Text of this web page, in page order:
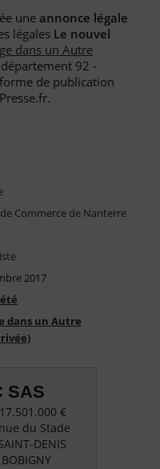
une annonce légale
légales Le nouvel
dans un Autre
92 -
de publication
Commerce de Nanterre
2017
dans un Autre
SAS
€
du Stade
DENIS